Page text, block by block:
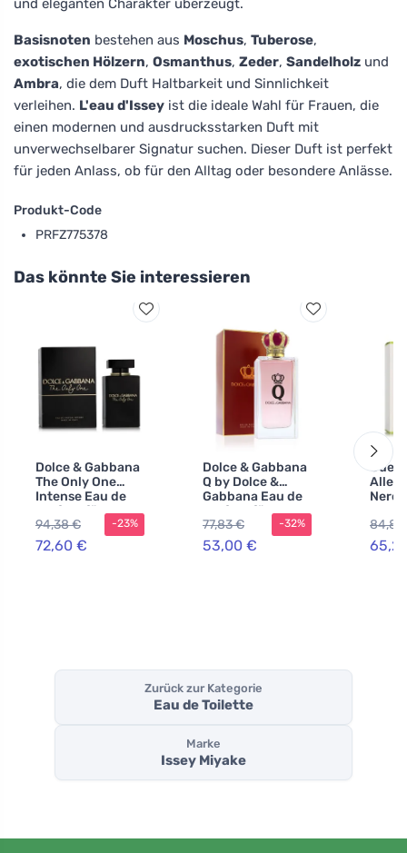
Basisnoten bestehen aus Moschus, Tuberose,
exotischen Hölzern, Osmanthus, Zeder, Sandelholz und
Ambra, die dem Duft Haltbarkeit und Sinnlichkeit
verleihen. L'eau d'Issey ist die ideale Wahl für Frauen, die
einen modernen und ausdrucksstarken Duft mit
unverwechselbarer Signatur suchen. Dieser Duft ist perfekt
für jeden Anlass, ob für den Alltag oder besondere Anlässe.
Produkt-Code
PRFZ775378
Das könnte Sie interessieren
Dolce & Gabbana
The Only One
Intense Eau de
Parfum für
Damen
94,38 €
72,60 €
-23%
Dolce & Gabbana
Q by Dolce &
Gabbana Eau de
Parfum für
Damen 100 ml
77,83 €
53,00 €
-32%
Eau
Zurück zur Kategorie
Eau de Toilette
Marke
Issey Miyake